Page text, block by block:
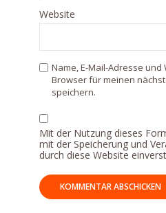
Website
Name, E-Mail-Adresse
Browser für meinen
speichern.
Mit der Nutzung dieses
mit der Speicherung und
durch diese Website